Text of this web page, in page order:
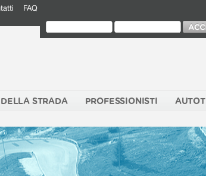
FAQ
STRADA PROFESSIONISTI